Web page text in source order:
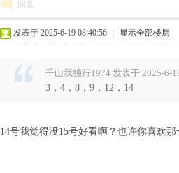
回复
发表于 2025-6-19 08:40:56 显示全部楼层
千山我独行1974 发表于 2025-6-
3，4，8，9，12，14
14号我觉得没15号好看啊？也许你喜欢